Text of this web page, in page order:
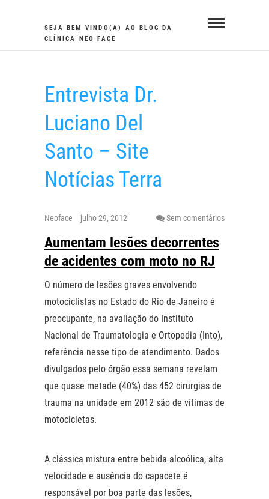
SEJA BEM VINDO(A) AO BLOG DA
CLÍNICA NEO FACE
Entrevista Dr.
Luciano Del
Santo – Site
Notícias Terra
Neoface julho 29, 2012 Sem comentários
Aumentam lesões decorrentes
de acidentes com moto no RJ
O número de lesões graves envolvendo
motociclistas no Estado do Rio de Janeiro é
preocupante, na avaliação do Instituto
Nacional de Traumatologia e Ortopedia (Into),
referência nesse tipo de atendimento. Dados
divulgados pelo órgão essa semana revelam
que quase metade (40%) das 452 cirurgias de
trauma na unidade em 2012 são de vítimas de
motocicletas.
A clássica mistura entre bebida alcoólica, alta
velocidade e ausência do capacete é
responsável por boa parte das lesões,